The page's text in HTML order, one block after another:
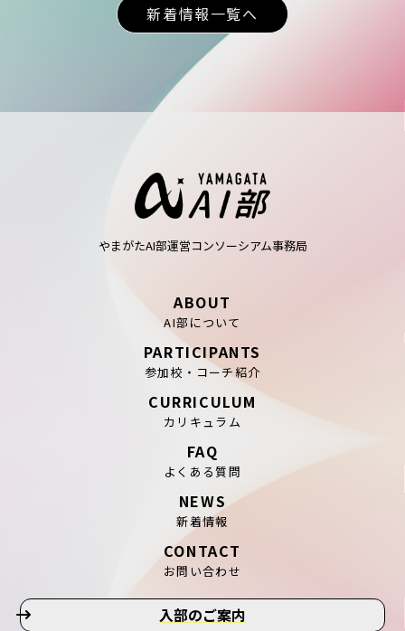
新着情報一覧へ
やまがたAI部運営コンソーシアム事務局
ABOUT
AI部について
PARTICIPANTS
参加校・コーチ紹介
CURRICULUM
カリキュラム
FAQ
よくある質問
NEWS
新着情報
CONTACT
お問い合わせ
入部のご案内